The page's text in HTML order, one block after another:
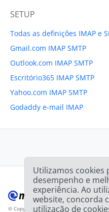
SETUP
Todas as definições IMAP e
Gmail.com IMAP SMTP
Outlook.com IMAP SMTP
Escritório365 IMAP SMTP
Yahoo.com IMAP SMTP
Godaddy e-mail IMAP
© Copyright 2012-2026 Mailbird™Todos
Utilizamos cookies
desempenho e
experiência. Ao
website, concorda
utilização de